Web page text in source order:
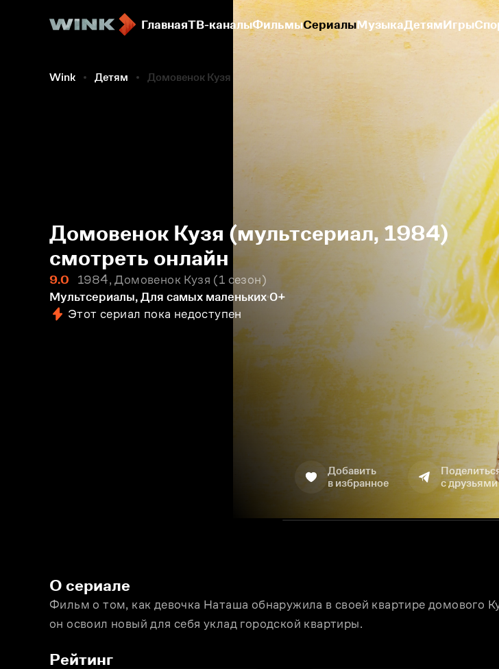
ГлавнаяТВ-каналыФильмыСериалыМузыкаДетямИгры
Wink Детям Домовенок Кузя
Домовенок Кузя (мультсериал, 1984)
смотреть онлайн
9.0 1984, Домовенок Кузя
1 сезон
Мультсериалы, Для самых маленьких 0+
Этот сериал пока недоступен
Добавить
в избранное
с друзьями
О сериале
Фильм о том, как девочка Наташа обнаружила в своей квартире домового
он освоил новый для себя уклад городской квартиры.
Рейтинг